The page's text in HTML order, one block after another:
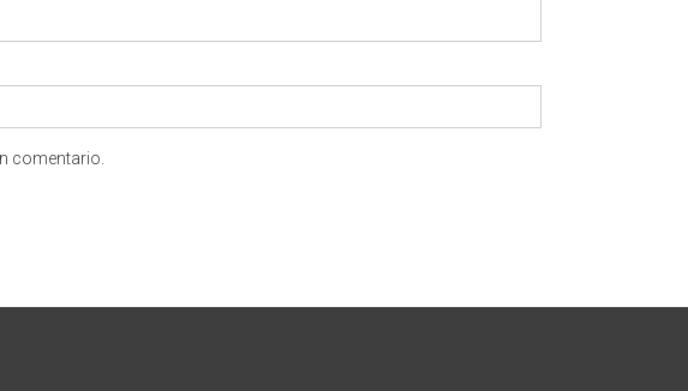
comentario.